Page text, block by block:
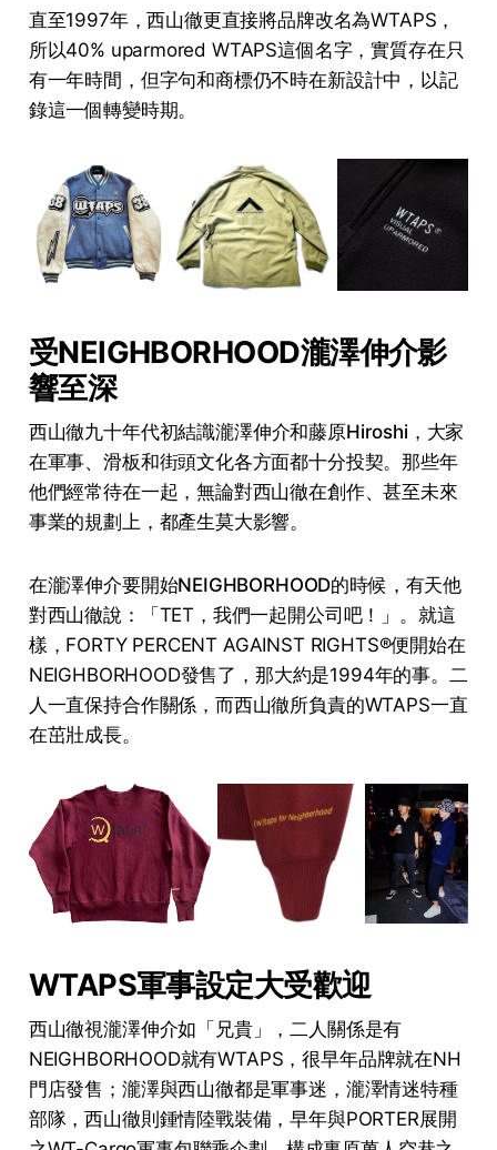
直至1997年，西山徹更直接將品牌改名為WTAPS，
所以40% uparmored WTAPS這個名字，實質存在只
有一年時間，但字句和商標仍不時在新設計中，以記
錄這一個轉變時期。
受NEIGHBORHOOD瀧澤伸介影
響至深
西山徹九十年代初結識瀧澤伸介和藤原Hiroshi，大家
在軍事、滑板和街頭文化各方面都十分投契。那些年
他們經常待在一起，無論對西山徹在創作、甚至未來
事業的規劃上，都產生莫大影響。
在瀧澤伸介要開始NEIGHBORHOOD的時候，有天他
對西山徹說：「TET，我們一起開公司吧！」。就這
樣，FORTY PERCENT AGAINST RIGHTS®便開始在
NEIGHBORHOOD發售了，那大約是1994年的事。二
人一直保持合作關係，而西山徹所負責的WTAPS一直
在茁壯成長。
WTAPS軍事設定大受歡迎
西山徹視瀧澤伸介如「兄貴」，二人關係是有
NEIGHBORHOOD就有WTAPS，很早年品牌就在NH
門店發售；瀧澤與西山徹都是軍事迷，瀧澤情迷特種
部隊，西山徹則鍾情陸戰裝備，早年與PORTER展開